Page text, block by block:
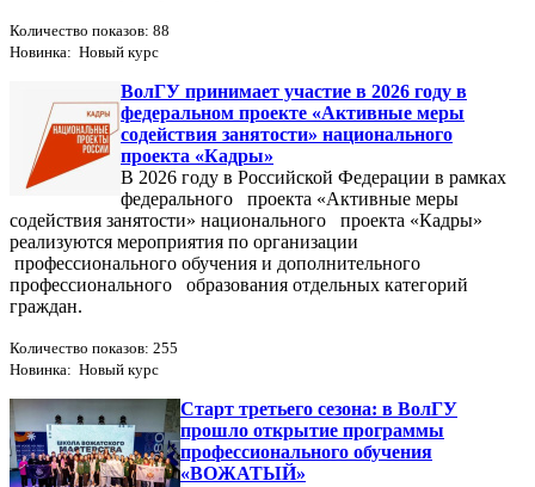
Количество показов: 88
Новинка: Новый курс
ВолГУ принимает участие в 2026 году в
федеральном проекте «Активные меры
содействия занятости» национального
проекта «Кадры»
В 2026 году в Российской Федерации в рамках
федерального проекта «Активные меры
содействия занятости» национального проекта «Кадры»
реализуются мероприятия по организации
профессионального обучения и дополнительного
профессионального образования отдельных категорий
граждан.
Количество показов: 255
Новинка: Новый курс
Старт третьего сезона: в ВолГУ
прошло открытие программы
профессионального обучения
«ВОЖАТЫЙ»